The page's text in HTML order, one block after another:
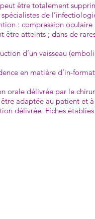
être totale­ment
de
: compres­sion oculaire
être atteints ; dans de
d’un vais­seau
en matière d’in-
orale délivrée par le
adaptée au patient et
délivrée. Fiches